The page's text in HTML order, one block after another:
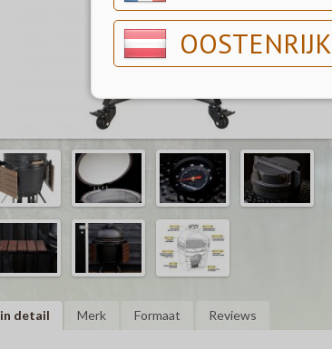
OOSTENRIJK
in detail Merk Formaat Reviews